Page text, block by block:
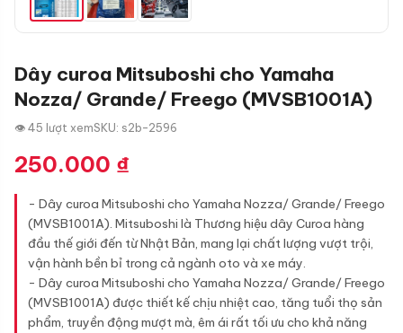
Dây curoa Mitsuboshi cho Yamaha
Nozza/ Grande/ Freego (MVSB1001A)
👁 45 lượt xemSKU: s2b-2596
250.000 ₫
- Dây curoa Mitsuboshi cho Yamaha Nozza/ Grande/ Freego
(MVSB1001A). Mitsuboshi là Thương hiệu dây Curoa hàng
đầu thế giới đến từ Nhật Bản, mang lại chất lượng vượt trội,
vận hành bền bỉ trong cả ngành oto và xe máy.
- Dây curoa Mitsuboshi cho Yamaha Nozza/ Grande/ Freego
(MVSB1001A) được thiết kế chịu nhiệt cao, tăng tuổi thọ sản
phẩm, truyền động mượt mà, êm ái rất tối ưu cho khả năng